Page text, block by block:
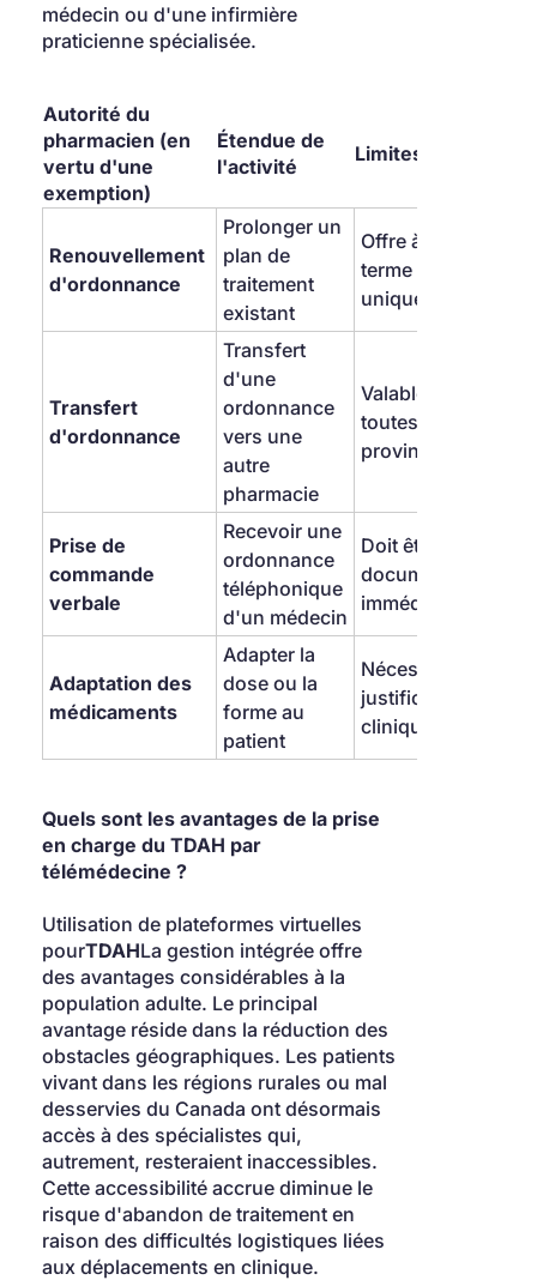
médecin ou d'une infirmière
praticienne spécialisée.
Autorité du
pharmacien (en
vertu d'une
exemption)
Étendue de
l'activité
Limites
Renouvellement
d'ordonnance
Prolonger un
plan de
traitement
existant
Offre à court
terme
uniquement
Transfert
d'ordonnance
Transfert
d'une
ordonnance
vers une
autre
pharmacie
Valable dans
toutes les
provinces
Prise de
commande
verbale
Recevoir une
ordonnance
téléphonique
d'un médecin
Doit être
documenté
immédiatement
Adaptation des
médicaments
Adapter la
dose ou la
forme au
patient
Nécessite une
justification
clinique
Quels sont les avantages de la prise
en charge du TDAH par
télémédecine ?
Utilisation de plateformes virtuelles
pourTDAHLa gestion intégrée offre
des avantages considérables à la
population adulte. Le principal
avantage réside dans la réduction des
obstacles géographiques. Les patients
vivant dans les régions rurales ou mal
desservies du Canada ont désormais
accès à des spécialistes qui,
autrement, resteraient inaccessibles.
Cette accessibilité accrue diminue le
risque d'abandon de traitement en
raison des difficultés logistiques liées
aux déplacements en clinique.